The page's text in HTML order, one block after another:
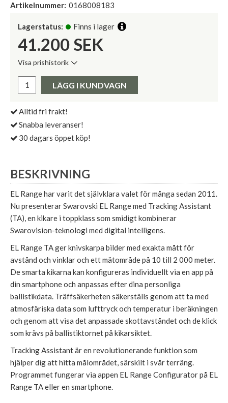
Artikelnummer: 0168008183
Lagerstatus: Finns i lager
41.200 SEK
Visa prishistorik
Pris:
LÄGG I KUNDVAGN
Alltid fri frakt!
Snabba leveranser!
30 dagars öppet köp!
BESKRIVNING
EL Range har varit det självklara valet för många sedan 2011.
Nu presenterar Swarovski EL Range med Tracking Assistant
(TA), en kikare i toppklass som smidigt kombinerar
Swarovision-teknologi med digital intelligens.
EL Range TA ger knivskarpa bilder med exakta mått för
avstånd och vinklar och ett mätområde på 10 till 2 000 meter.
De smarta kikarna kan konfigureras individuellt via en app på
din smartphone och anpassas efter dina personliga
ballistikdata. Träffsäkerheten säkerställs genom att ta med
atmosfäriska data som lufttryck och temperatur i beräkningen
och genom att visa det anpassade skottavståndet och de klick
som krävs på ballistiktornet på kikarsiktet.
Tracking Assistant är en revolutionerande funktion som
hjälper dig att hitta målområdet, särskilt i svår terräng.
Programmet fungerar via appen EL Range Configurator på EL
Range TA eller en smartphone.